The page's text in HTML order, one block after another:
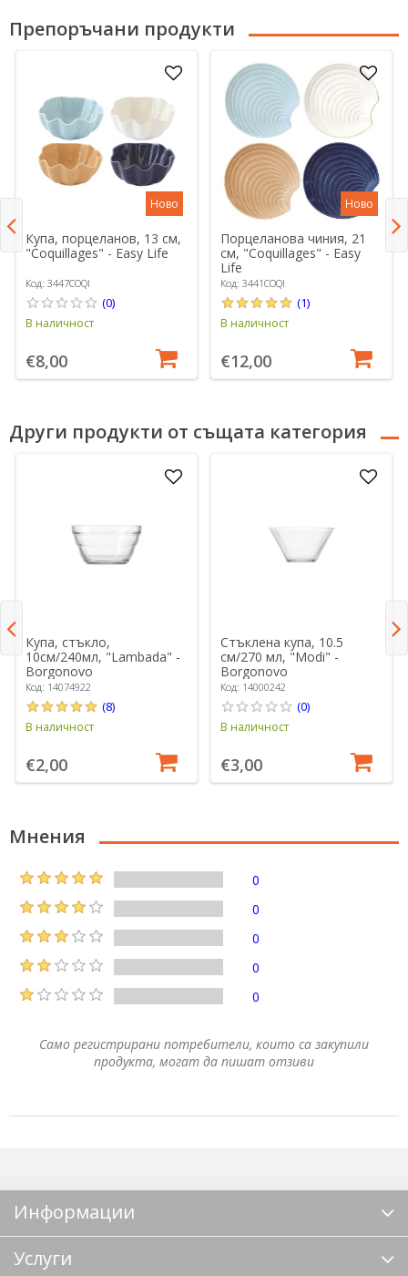
Препоръчани продукти
Ново
Купа, порцеланов, 13 см,
"Coquillages" - Easy Life
Код: 3447COQI
(0)
В наличност
€8,00
Ново
Порцеланова чиния, 21
см, "Coquillages" - Easy
Life
Код: 3441COQI
(1)
В наличност
€12,00
Други продукти от същата категория
Купа, стъкло,
10см/240мл, "Lambada" -
Borgonovo
Код: 14074922
(8)
В наличност
€2,00
Стъклена купа, 10.5
см/270 мл, "Modi" -
Borgonovo
Код: 14000242
(0)
В наличност
€3,00
Мнения
0
0
0
0
0
Само регистрирани потребители, които са закупили
продукта, могат да пишат отзиви
Информации
Услуги